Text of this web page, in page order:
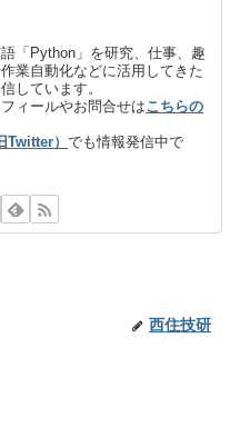
「Python」を研究、仕事、趣
業自動化などに活用してきた
しています。
ィールやお問合せはこちらの
Twitter）でも情報発信中で
西住技研